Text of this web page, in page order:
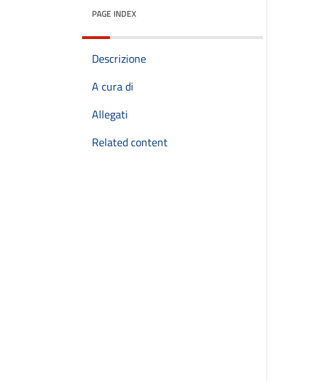
PAGE INDEX
Descrizione
A cura di
Allegati
Related content